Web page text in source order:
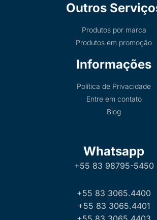
Outros
Produtos por marca
Produtos em promoção
Informações
Política de Privacidade
Entre em contato
Blog
Whatsapp
+55 83 98795-5450
+55 83 3065.4400
+55 83 3065.4401